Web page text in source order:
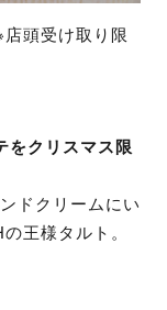
店頭受け取り限
をクリスマス限
ドクリームにい
王様タルト。​